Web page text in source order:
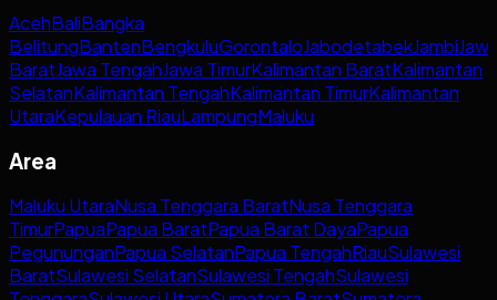
AcehBaliBangka
BelitungBantenBengkuluGorontaloJabodetabekJambi
BaratJawa TengahJawa TimurKalimantan BaratKalimantan
SelatanKalimantan TengahKalimantan TimurKalimantan
UtaraKepulauan RiauLampungMaluku
Area
Maluku UtaraNusa Tenggara BaratNusa Tenggara
TimurPapuaPapua BaratPapua Barat DayaPapua
PegununganPapua SelatanPapua TengahRiauSulawesi
BaratSulawesi SelatanSulawesi TengahSulawesi